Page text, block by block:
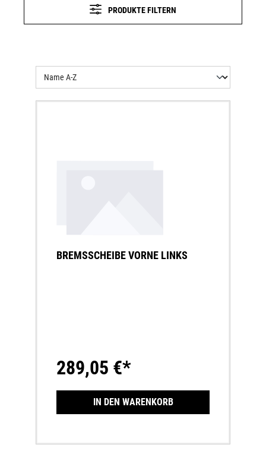
PRODUKTE FILTERN
BREMSSCHEIBE VORNE LINKS
289,05 €*
IN DEN WARENKORB